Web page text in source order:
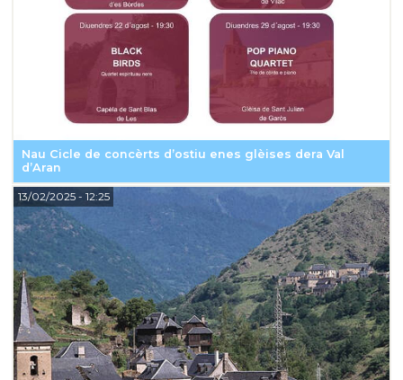
Nau Cicle de concèrts d’ostiu enes glèises dera Val
d’Aran
13/02/2025- 12:25